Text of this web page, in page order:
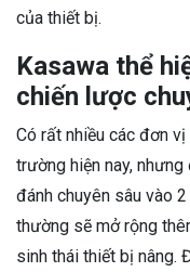
của thiết bị.
Kasawa thể
chiến lược
Có rất nhiều các đơn
trường hiện nay,
đánh chuyên sâu vào
thường sẽ mở rộng
sinh thái thiết bị nâng.